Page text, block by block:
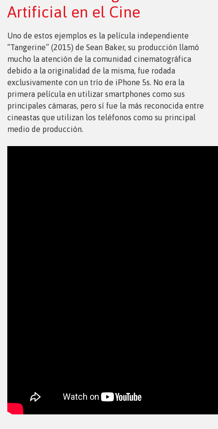
Artificial en el Cine
Uno de estos ejemplos es la película independiente
“Tangerine” (2015) de Sean Baker, su producción llamó
mucho la atención de la comunidad cinematográfica
debido a la originalidad de la misma, fue rodada
exclusivamente con un trío de iPhone 5s. No era la
primera película en utilizar smartphones como sus
principales cámaras, pero sí fue la más reconocida entre
cineastas que utilizan los teléfonos como su principal
medio de producción.